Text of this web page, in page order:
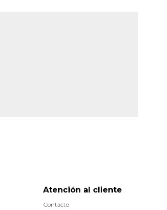
Atención al cliente
Contacto